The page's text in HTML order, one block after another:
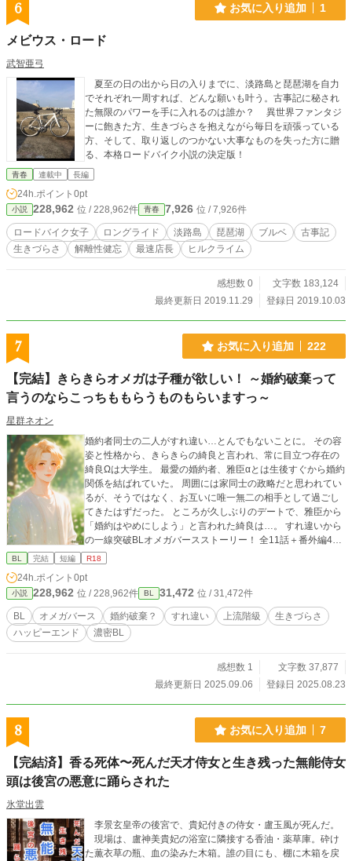
6 お気に入り追加 1
メビウス・ロード
武智亜弓
夏至の日の出から日の入りまでに、淡路島と琵琶湖を自力
でそれぞれ一周すれば、どんな願いも叶う。古事記に秘され
た無限のパワーを手に入れるのは誰か？ 異世界ファンタジ
ーに飽きた方、生きづらさを抱えながら毎日を頑張っている
方、そして、取り返しのつかない大事なものを失った方に贈
る、本格ロードバイク小説の決定版！
青春 連載中 長編
24h.ポイント 0pt
小説 228,962 位 / 228,962件 青春 7,926 位 / 7,926件
ロードバイク女子 ロングライド 淡路島 琵琶湖 ブルベ
古事記
生きづらさ
解離性健忘 最速店長 ヒルクライム
感想数 0
文字数 183,124
最終更新日 2019.11.29
登録日 2019.10.03
7 お気に入り追加 222
【完結】きらきらオメガは子種が欲しい！ ～婚約破棄って
言うのならこっちももらうものもらいますっ～
星群ネオン
婚約者同士の二人がすれ違い…とんでもないことに。 その容
姿と性格から、きらきらの綺良と言われ、常に目立つ存在の
綺良Ωは大学生。 最愛の婚約者、雅臣αとは生後すぐから婚約
関係を結ばれていた。 周囲には家同士の政略だと思われてい
るが、そうではなく、お互いに唯一無二の相手として過ごし
てきたはずだった。 ところが久しぶりのデートで、雅臣から
「婚約はやめにしよう」と言われた綺良は…。 すれ違いから
の一線突破BLオメガバースストーリー！ 全11話＋番外編4
話。（番外編は当初2話の予定が長大になりましたので倍増し
わ・きら）オメガ 21歳 ・久我雅臣(くが・まさおみ)アルフ
ァ 21歳 BLオメガバースですが、世界観の説明は入りませ
ん。 ※R-18シーンが有る回にはタイトルに★マークを入れま
す。 ⌘ ⌘ ⌘ 登場の二人は既作の『勘違いへたれアルフ
ァと一途つよかわオメガ──ずっと好きだったのは、自分だけ
作品はあちらの世界の時間より1年ほど前になります。 それ
ぞれ独立した作品なので、あちらの作品を未読でも問題なく
BL 完結 短編 R18
24h.ポイント 0pt
小説 228,962 位 / 228,962件 BL 31,472 位 / 31,472件
BL オメガバース 婚約破棄？ すれ違い 上流階級
生きづらさ
ハッピーエンド
濃密BL
感想数 1
文字数 37,877
最終更新日 2025.09.06
登録日 2025.08.23
8 お気に入り追加 7
【完結済】香る死体〜死んだ天才侍女と生き残った無能侍女
頭は後宮の悪意に踊らされた
氷堂出雲
李景玄皇帝の後宮で、貴妃付きの侍女・盧玉風が死んだ。
現場は、盧神美貴妃の浴室に隣接する香油・薬草庫。砕け
た薫衣草の瓶、血の染みた木箱。誰の目にも、棚に木箱を戻